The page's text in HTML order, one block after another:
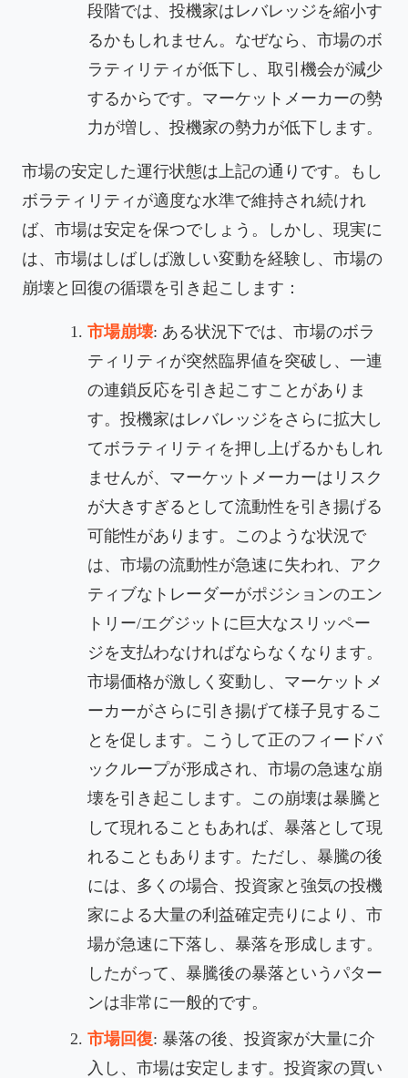
段階では、投機家はレバレッジを縮小す
るかもしれません。なぜなら、市場のボ
ラティリティが低下し、取引機会が減少
するからです。マーケットメーカーの勢
力が増し、投機家の勢力が低下します。
市場の安定した運行状態は上記の通りです。もし
ボラティリティが適度な水準で維持され続けれ
ば、市場は安定を保つでしょう。しかし、現実に
は、市場はしばしば激しい変動を経験し、市場の
崩壊と回復の循環を引き起こします：
市場崩壊: ある状況下では、市場のボラ
ティリティが突然臨界値を突破し、一連
の連鎖反応を引き起こすことがありま
す。投機家はレバレッジをさらに拡大し
てボラティリティを押し上げるかもしれ
ませんが、マーケットメーカーはリスク
が大きすぎるとして流動性を引き揚げる
可能性があります。このような状況で
は、市場の流動性が急速に失われ、アク
ティブなトレーダーがポジションのエン
トリー/エグジットに巨大なスリッペー
ジを支払わなければならなくなります。
市場価格が激しく変動し、マーケットメ
ーカーがさらに引き揚げて様子見するこ
とを促します。こうして正のフィードバ
ックループが形成され、市場の急速な崩
壊を引き起こします。この崩壊は暴騰と
して現れることもあれば、暴落として現
れることもあります。ただし、暴騰の後
には、多くの場合、投資家と強気の投機
家による大量の利益確定売りにより、市
場が急速に下落し、暴落を形成します。
したがって、暴騰後の暴落というパター
ンは非常に一般的です。
市場回復: 暴落の後、投資家が大量に介
入し、市場は安定します。投資家の買い